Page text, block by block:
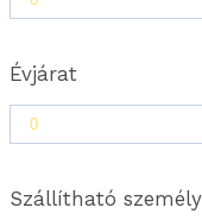
Évjárat
Szállítható